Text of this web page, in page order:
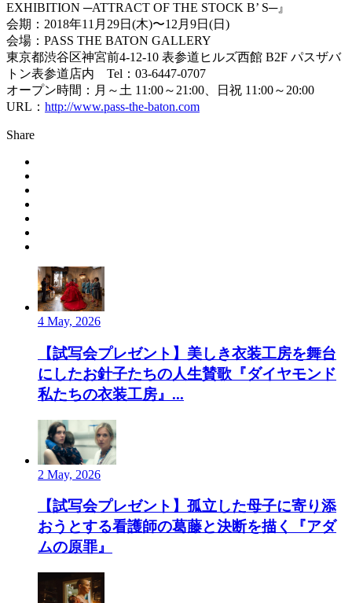
EXHIBITION ─ATTRACT OF THE STOCK B’ S─』
会期：2018年11月29日(木)〜12月9日(日)
会場：PASS THE BATON GALLERY
東京都渋谷区神宮前4-12-10 表参道ヒルズ西館 B2F パスザバ
トン表参道店内 Tel：03-6447-0707
オープン時間：月～土 11:00～21:00、日祝 11:00～20:00
URL： http://www.pass-the-baton.com
Share
4 May, 2026
【試写会プレゼント】美しき衣装工房を舞台
にしたお針子たちの人生賛歌『ダイヤモンド
私たちの衣装工房』...
2 May, 2026
【試写会プレゼント】孤立した母子に寄り添
おうとする看護師の葛藤と決断を描く『アダ
ムの原罪』